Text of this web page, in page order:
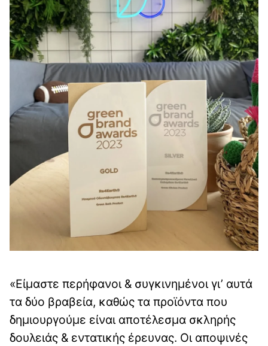
«Είμαστε περήφανοι & συγκινημένοι γι’ αυτά
τα δύο βραβεία, καθώς τα προϊόντα που
δημιουργούμε είναι αποτέλεσμα σκληρής
δουλειάς & εντατικής έρευνας. Οι αποψινές